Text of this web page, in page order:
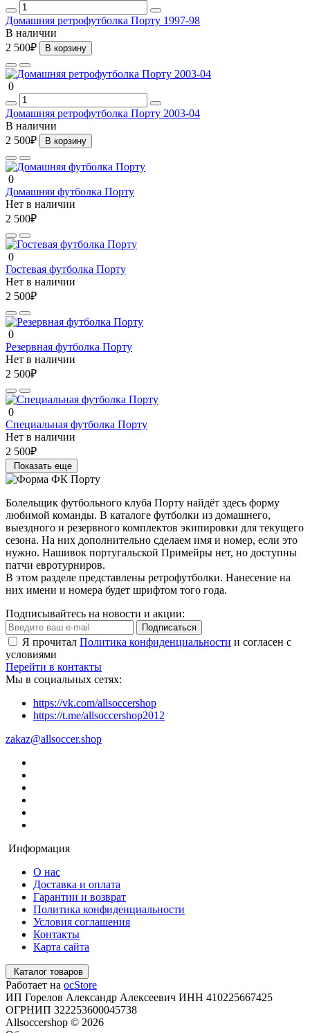
Домашняя ретрофутболка Порту 1997-98
В наличии
2 500₽
В корзину
0
Домашняя ретрофутболка Порту 2003-04
В наличии
2 500₽
В корзину
0
Домашняя футболка Порту
Нет в наличии
2 500₽
0
Гостевая футболка Порту
Нет в наличии
2 500₽
0
Резервная футболка Порту
Нет в наличии
2 500₽
0
Специальная футболка Порту
Нет в наличии
2 500₽
Показать еще
Болельщик футбольного клуба Порту найдёт здесь форму
любимой команды. В каталоге футболки из домашнего,
выездного и резервного комплектов экипировки для текущего
сезона. На них дополнительно сделаем имя и номер, если это
нужно. Нашивок португальской Примейры нет, но доступны
патчи евротурниров.
В этом разделе представлены ретрофутболки. Нанесение на
них имени и номера будет шрифтом того года.
Подписывайтесь на новости и акции:
Подписаться
Я прочитал Политика конфиденциальности и согласен с
условиями
Перейти в контакты
Мы в социальных сетях:
https://vk.com/allsoccershop
https://t.me/allsoccershop2012
zakaz@allsoccer.shop
Информация
О нас
Доставка и оплата
Гарантии и возврат
Политика конфиденциальности
Условия соглашения
Контакты
Карта сайта
Каталог товаров
Работает на ocStore
ИП Горелов Александр Алексеевич ИНН 410225667425
ОГРНИП 322253600045738
Allsoccershop © 2026